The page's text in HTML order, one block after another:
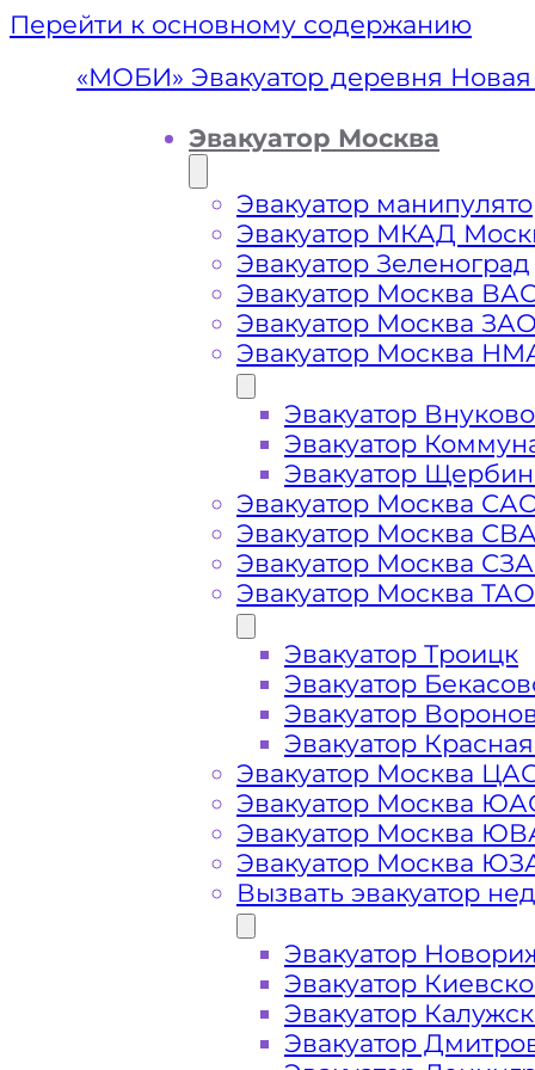
Перейти к основному содержанию
Вызвать
Эвакуатор деревня Новая
вызове, подача ближайшего
Погрузим бережно- в наличии
автомобиля по деревне Новая
Перевезём аккуратно- за рулем
Цена известна при заказе услуги
недорого" - доступная стоимость
«МОБИ» Эвакуатор деревня
Эвакуатор Москва
Эвакуатор
Эвакуатор МКАД
Эвакуатор Зеленоград
Эвакуатор Москва
Эвакуатор Москва
Эвакуатор Москва
Эвакуатор Внуково
Эвакуатор
Эвакуатор
Эвакуатор Москва
Эвакуатор Москва
Эвакуатор Москва
Эвакуатор Москва ТАО
Эвакуатор Троицк
Эвакуатор
Эвакуатор
Эвакуатор
Эвакуатор Москва
Эвакуатор Москва
Эвакуатор Москва
Эвакуатор Москва
Вызвать эвакуатор
Эвакуатор
Эвакуатор
Эвакуатор
Эвакуатор